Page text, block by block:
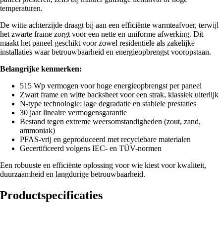
temperaturen.
De witte achterzijde draagt bij aan een efficiënte warmteafvoer, terwijl
het zwarte frame zorgt voor een nette en uniforme afwerking. Dit
maakt het paneel geschikt voor zowel residentiële als zakelijke
installaties waar betrouwbaarheid en energieopbrengst vooropstaan.
Belangrijke kenmerken:
515 Wp vermogen voor hoge energieopbrengst per paneel
Zwart frame en witte backsheet voor een strak, klassiek uiterlijk
N-type technologie: lage degradatie en stabiele prestaties
30 jaar lineaire vermogensgarantie
Bestand tegen extreme weersomstandigheden (zout, zand,
ammoniak)
PFAS-vrij en geproduceerd met recyclebare materialen
Gecertificeerd volgens IEC- en TÜV-normen
Een robuuste en efficiënte oplossing voor wie kiest voor kwaliteit,
duurzaamheid en langdurige betrouwbaarheid.
Productspecificaties